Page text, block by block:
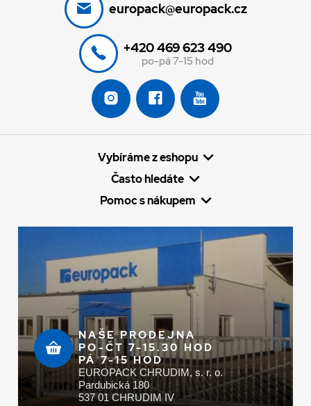
europack@europack.cz
+420 469 623 490
po-pá 7-15 hod
Vybíráme z eshopu
Často hledáte
Pomoc s nákupem
NAŠE PRODEJNA
PO-ČT 7-15.30 HOD
PÁ 7-15 HOD
EUROPACK CHRUDIM, s. r. o.
Pardubická 180
537 01 CHRUDIM IV